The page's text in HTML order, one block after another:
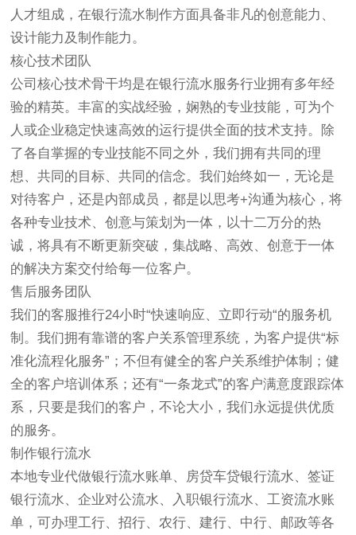
人才组成，在银行流水制作方面具备非凡的创意能力、
设计能力及制作能力。
核心技术团队
公司核心技术骨干均是在银行流水服务行业拥有多年经
验的精英。丰富的实战经验，娴熟的专业技能，可为个
人或企业稳定快速高效的运行提供全面的技术支持。除
了各自掌握的专业技能不同之外，我们拥有共同的理
想、共同的目标、共同的信念。我们始终如一，无论是
对待客户，还是内部成员，都是以思考+沟通为核心，将
各种专业技术、创意与策划为一体，以十二万分的热
诚，将具有不断更新突破，集战略、高效、创意于一体
的解决方案交付给每一位客户。
售后服务团队
我们的客服推行24小时“快速响应、立即行动“的服务机
制。我们拥有靠谱的客户关系管理系统，为客户提供“标
准化流程化服务”；不但有健全的客户关系维护体制；健
全的客户培训体系；还有“一条龙式”的客户满意度跟踪体
系，只要是我们的客户，不论大小，我们永远提供优质
的服务。
制作银行流水
本地专业代做银行流水账单、房贷车贷银行流水、签证
银行流水、企业对公流水、入职银行流水、工资流水账
单，可办理工行、招行、农行、建行、中行、邮政等各